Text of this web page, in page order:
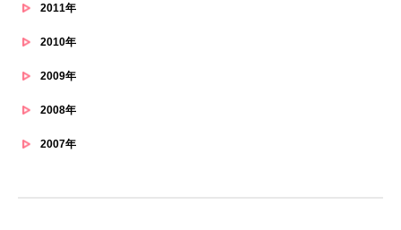
2011年
2010年
2009年
2008年
2007年